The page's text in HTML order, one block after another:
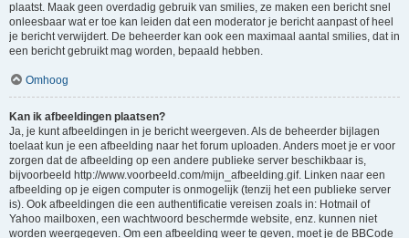
plaatst. Maak geen overdadig gebruik van smilies, ze maken een bericht snel
onleesbaar wat er toe kan leiden dat een moderator je bericht aanpast of heel
je bericht verwijdert. De beheerder kan ook een maximaal aantal smilies, dat in
een bericht gebruikt mag worden, bepaald hebben.
Omhoog
Kan ik afbeeldingen plaatsen?
Ja, je kunt afbeeldingen in je bericht weergeven. Als de beheerder bijlagen
toelaat kun je een afbeelding naar het forum uploaden. Anders moet je er voor
zorgen dat de afbeelding op een andere publieke server beschikbaar is,
bijvoorbeeld http://www.voorbeeld.com/mijn_afbeelding.gif. Linken naar een
afbeelding op je eigen computer is onmogelijk (tenzij het een publieke server
is). Ook afbeeldingen die een authentificatie vereisen zoals in: Hotmail of
Yahoo mailboxen, een wachtwoord beschermde website, enz. kunnen niet
worden weergegeven. Om een afbeelding weer te geven, moet je de BBCode